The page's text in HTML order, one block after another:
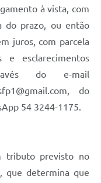
à vista, com
do prazo, ou então
juros, com parcela
e esclarecimentos
do e-mail
do
54 3244-1175.
tributo previsto no
que determina que